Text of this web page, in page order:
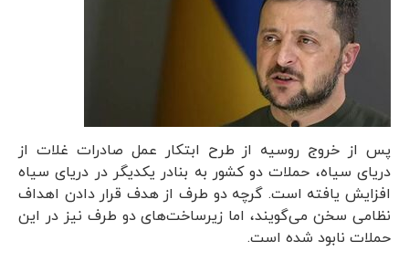
پس از خروج روسیه از طرح ابتکار عمل صادرات غلات از
دریای سیاه، حملات دو کشور به بنادر یکدیگر در دریای سیاه
افزایش یافته است. گرچه دو طرف از هدف قرار دادن اهداف
نظامی سخن می‌گویند، اما زیرساخت‌های دو طرف نیز در این
حملات نابود شده است.